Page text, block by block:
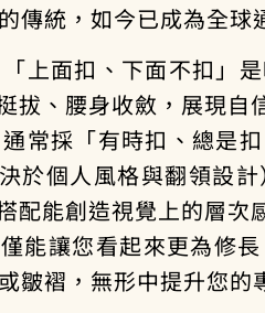
傳統，如今已成為全球
「上面扣、下面不扣」
拔、腰身收斂，展現自
通常採「有時扣、總是
於個人風格與翻領設
配能創造視覺上的層次
能讓您看起來更為修
皺褶，無形中提升您的